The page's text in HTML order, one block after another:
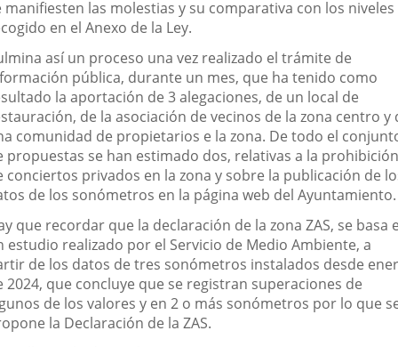
manifiesten las molestias y su comparativa con los niveles
en el Anexo de la Ley.
así un proceso una vez realizado el trámite de
pública, durante un mes, que ha tenido como
la aportación de 3 alegaciones, de un local de
de la asociación de vecinos de la zona centro y
comunidad de propietarios e la zona. De todo el
propuestas se han estimado dos, relativas a la prohibición
conciertos privados en la zona y sobre la publicación de
de los sonómetros en la página web del Ayuntamiento.
que recordar que la declaración de la zona ZAS, se basa
estudio realizado por el Servicio de Medio Ambiente, a
de los datos de tres sonómetros instalados desde
2024, que concluye que se registran superaciones de
de los valores y en 2 o más sonómetros por lo que
la Declaración de la ZAS.